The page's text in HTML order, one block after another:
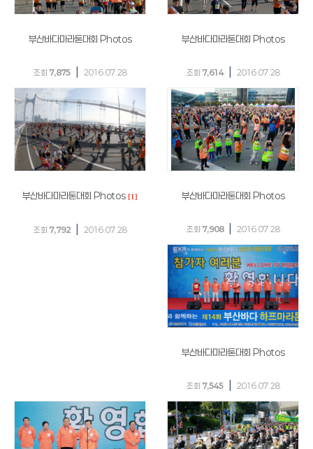
부산바다마라톤대회 Photos
조회 7,875 2016.07.28
부산바다마라톤대회 Photos
조회 7,614 2016.07.28
부산바다마라톤대회 Photos [1]
조회 7,792 2016.07.28
부산바다마라톤대회 Photos
조회 7,908 2016.07.28
부산바다마라톤대회 Photos
조회 7,545 2016.07.28